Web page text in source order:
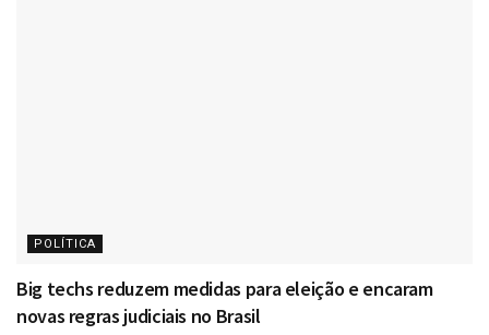
POLÍTICA
Big techs reduzem medidas para eleição e encaram
novas regras judiciais no Brasil